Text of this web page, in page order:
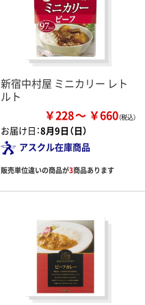
新宿中村屋 ミニカリー レト
ルト
￥228 ￥660
お届け日：8月9日（日）
アスクル在庫商品
販売単位違いの商品が3商品あります